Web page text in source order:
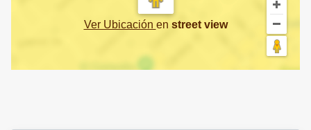
Ver Ubicación en street view